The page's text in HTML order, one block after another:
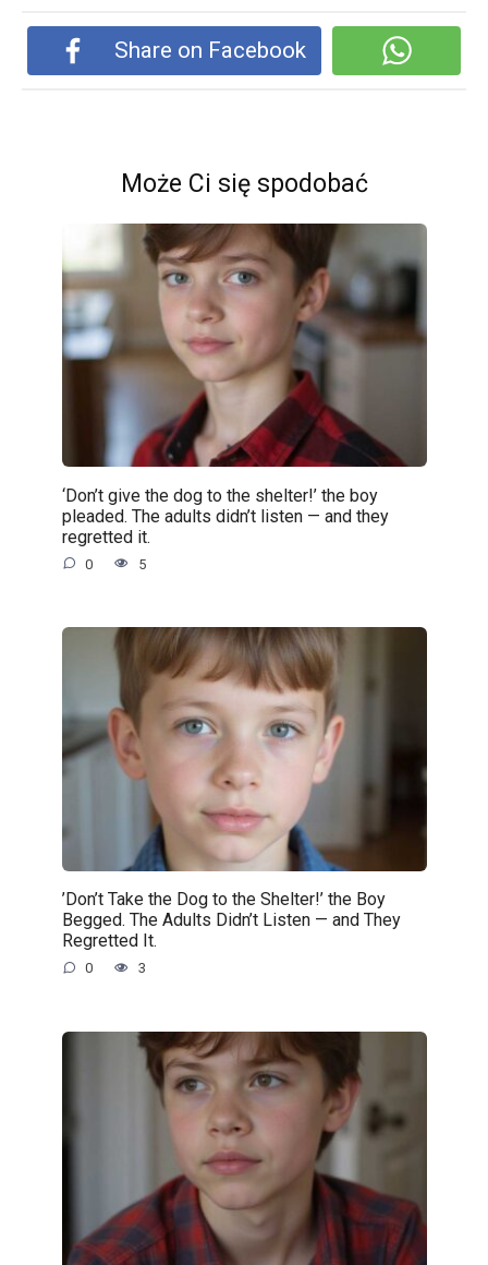
Share on Facebook
Może Ci się spodobać
‘Don’t give the dog to the shelter!’ the boy
pleaded. The adults didn’t listen — and they
regretted it.
0 5
’Don’t Take the Dog to the Shelter!’ the Boy
Begged. The Adults Didn’t Listen — and They
Regretted It.
0 3